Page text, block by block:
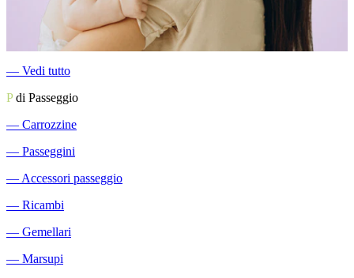
― Vedi tutto
Pdi Passeggio
― Carrozzine
― Passeggini
― Accessori passeggio
― Ricambi
― Gemellari
― Marsupi